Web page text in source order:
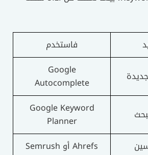
فاستخدم
Google
Autocomplete
Google Keyword
Planner
Ahrefs أو Semrush